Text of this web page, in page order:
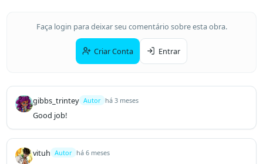
Faça login para deixar seu comentário sobre esta obra.
Criar Conta Entrar
gibbs_trintey Autor há 3 meses
Good job!
vituh Autor há 6 meses